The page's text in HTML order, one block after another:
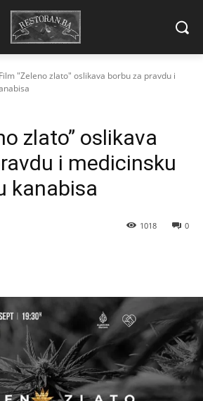
Film "Zeleno zlato" oslikava borbu za pravdu i
zlato” oslikava
i medicinsku
kanabisa
0
1018